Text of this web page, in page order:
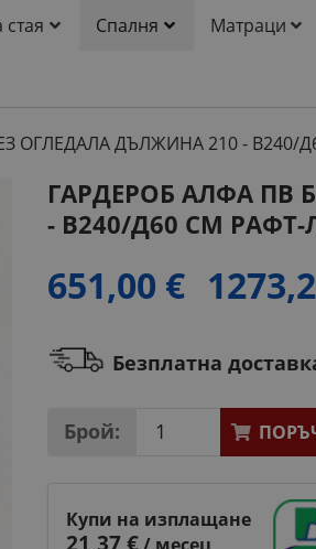
стая Спалня Матраци
ОГЛЕДАЛА ДЪЛЖИНА 210 - В240/
ГАРДЕРОБ АЛФА ПВ
- В240/Д60 СМ
651,00 €
Безплатна
Брой:
Купи на изплащане
21,37 €